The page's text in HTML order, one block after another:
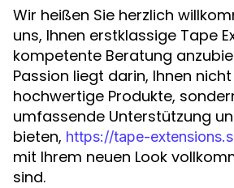
Wir heißen Sie herzlich
uns, Ihnen erstklassige Tape
kompetente Beratung
Passion liegt darin, Ihnen
hochwertige Produkte,
umfassende Unterstützung
bieten, https://tape-
mit Ihrem neuen Look
sind.